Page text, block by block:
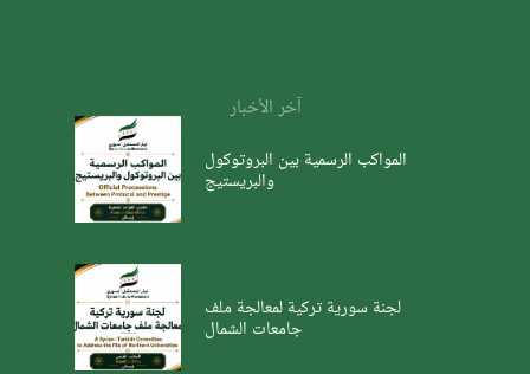
آخر الأخبار
المواكب الرسمية بين البروتوكول
والبريستيج
لجنة سورية تركية لمعالجة ملف
جامعات الشمال